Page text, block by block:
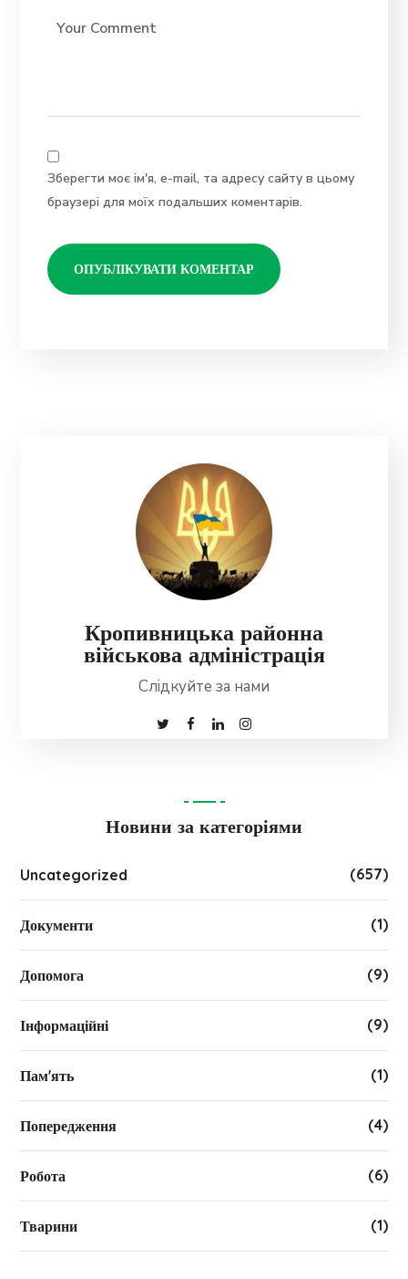
Зберегти моє ім'я, e-mail, та адресу сайту в цьому
браузері для моїх подальших коментарів.
Кропивницька районна
військова адміністрація
Слідкуйте за нами
Новини за категоріями
Uncategorized (657)
Документи (1)
Допомога (9)
Інформаційні (9)
Пам'ять (1)
Попередження (4)
Робота (6)
Тварини (1)